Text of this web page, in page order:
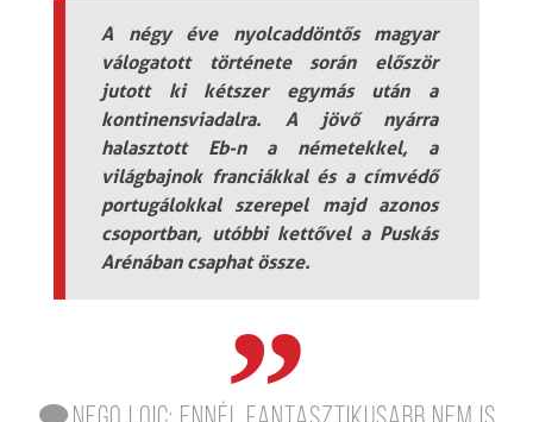
A négy éve nyolcaddöntős magyar
válogatott története során először
jutott ki kétszer egymás után a
kontinensviadalra. A jövő nyárra
halasztott Eb-n a németekkel, a
világbajnok franciákkal és a címvédő
portugálokkal szerepel majd azonos
csoportban, utóbbi kettővel a Puskás
Arénában csaphat össze.